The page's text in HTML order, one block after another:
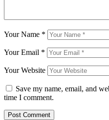
Your Name *
Your Email *
Your Website
Save my name, email, and
time I comment.